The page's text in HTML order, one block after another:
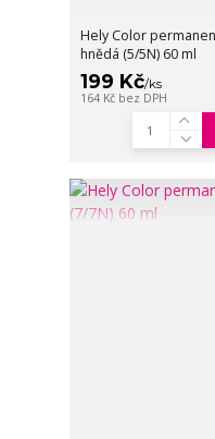
Hely Color
hnědá (5/5N) 60 ml
199 Kč/ks
164 Kč bez DPH